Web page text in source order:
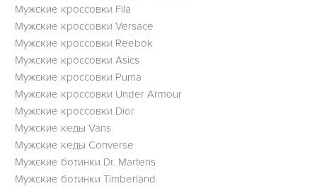
Мужские кроссовки Fila
Мужские кроссовки Versace
Мужские кроссовки Reebok
Мужские кроссовки Asics
Мужские кроссовки Puma
Мужские кроссовки Under Armour
Мужские кроссовки Dior
Мужские кеды Vans
Мужские кеды Converse
Мужские ботинки Dr. Martens
Мужские ботинки Timberland